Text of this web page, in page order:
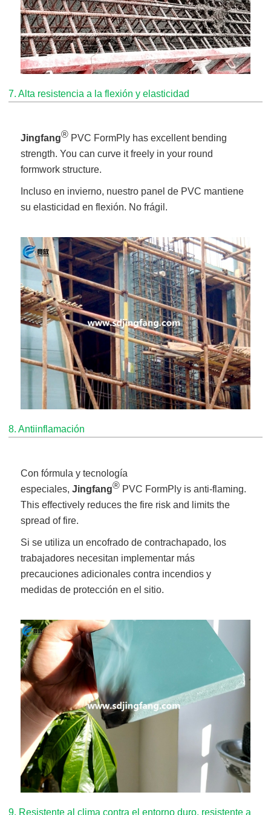
7. Alta resistencia a la flexión y elasticidad
Jingfang® PVC FormPly has excellent bending
strength. You can curve it freely in your round
formwork structure.
Incluso en invierno, nuestro panel de PVC mantiene
su elasticidad en flexión. No frágil.
8. Antiinflamación
Con fórmula y tecnología
especiales,Jingfang® PVC FormPly is anti-flaming.
This effectively reduces the fire risk and limits the
spread of fire.
Si se utiliza un encofrado de contrachapado, los
trabajadores necesitan implementar más
precauciones adicionales contra incendios y
medidas de protección en el sitio.
9. Resistente al clima contra el entorno duro, resistente a